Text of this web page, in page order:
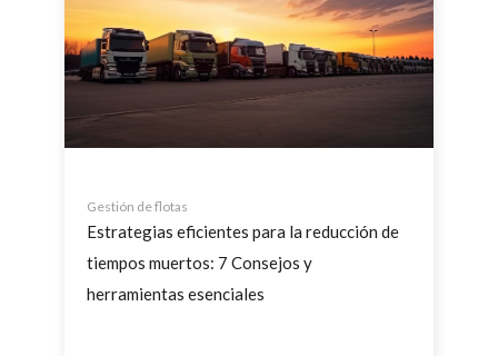
Gestión de flotas
Estrategias eficientes para la reducción de
tiempos muertos: 7 Consejos y
herramientas esenciales